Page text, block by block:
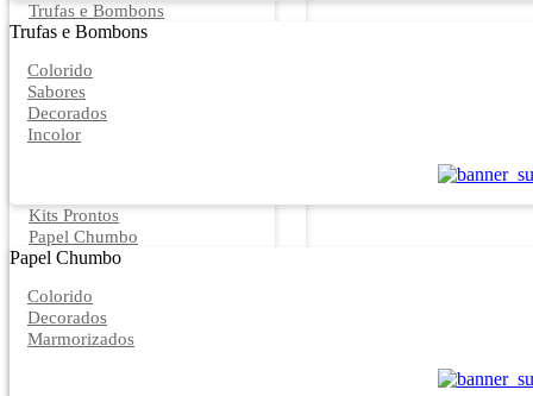
Trufas e Bombons
Trufas e Bombons
Colorido
Sabores
Decorados
Incolor
Kits Prontos
Papel Chumbo
Papel Chumbo
Colorido
Decorados
Marmorizados